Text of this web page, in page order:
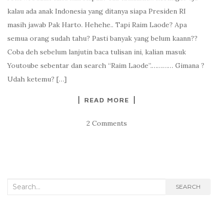
kalau ada anak Indonesia yang ditanya siapa Presiden RI
masih jawab Pak Harto. Hehehe.. Tapi Raim Laode? Apa
semua orang sudah tahu? Pasti banyak yang belum kaann??
Coba deh sebelum lanjutin baca tulisan ini, kalian masuk
Youtoube sebentar dan search “Raim Laode”.………… Gimana ?
Udah ketemu? […]
READ MORE
2 Comments
Search
SEARCH